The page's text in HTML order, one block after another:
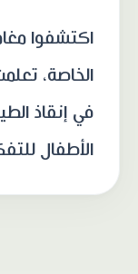
اكتشفوا
الخاصة،
في إنقاذ
الأطفال